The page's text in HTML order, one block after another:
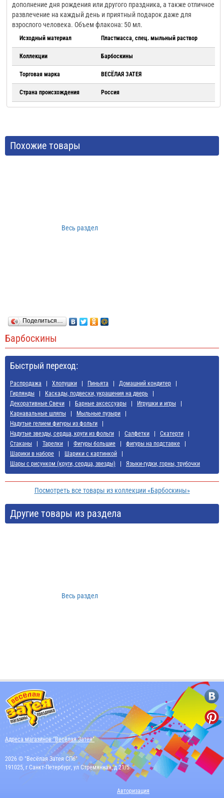
дополнение дня рождения или другого праздника, а также отличное
развлечение на каждый день и приятный подарок даже для
взрослого человека. Объем флакона: 50 мл.
Исходный материал Пластмасса, спец. мыльный раствор
Коллекции Барбоскины
Торговая марка ВЕСЁЛАЯ ЗАТЕЯ
Страна происхождения Россия
Похожие товары
Весь раздел
Поделиться…
Барбоскины
Быстрый переход:
Распродажа Хлопушки Пиньята
Домашний кондитер
Гирлянды
Каскады, подвески, украшения на дверь
Декоративные Свечи
Барные аксессуары
Игрушки и игры
Карнавальные шляпы
Мыльные пузыри
Надутые гелием фигуры из фольги
Надутые звезды, сердца, круги из фольги
Салфетки
Скатерти
Стаканы
Тарелки Фигуры большие
фигуры на подставке
Шарики в наборе
Шарики с картинкой
Шары с рисунком (круги, сердца, звезды)
Языки-гудки, горны, трубочки
Посмотреть все товары из коллекции «Барбоскины»
Другие товары из раздела
Весь раздел
Адреса магазинов "Весёлая Затея"
2026 © "Весёлая Затея СПб"
191025, г Санкт-Петербург, ул Стремянная, д 21/5
Авторизация